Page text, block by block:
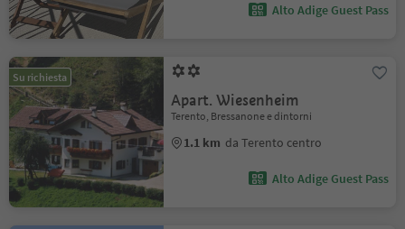
Alto Adige Guest Pass
Su richiesta
Apart. Wiesenheim
Terento, Bressanone e dintorni
1.1 km da Terento centro
Alto Adige Guest Pass